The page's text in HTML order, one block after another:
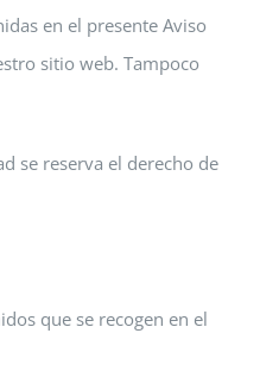
en el presente Aviso
sitio web. Tampoco
se reserva el derecho de
que se recogen en el